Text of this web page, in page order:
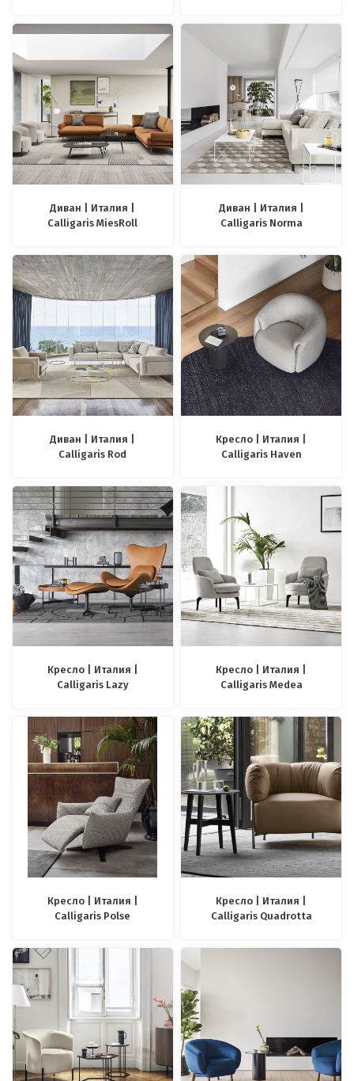
Диван | Италия |
Calligaris MiesRoll
Диван | Италия |
Calligaris Norma
Диван | Италия |
Calligaris Rod
Кресло | Италия |
Calligaris Haven
Кресло | Италия |
Calligaris Lazy
Кресло | Италия |
Calligaris Medea
Кресло | Италия |
Calligaris Polse
Кресло | Италия |
Calligaris Quadrotta